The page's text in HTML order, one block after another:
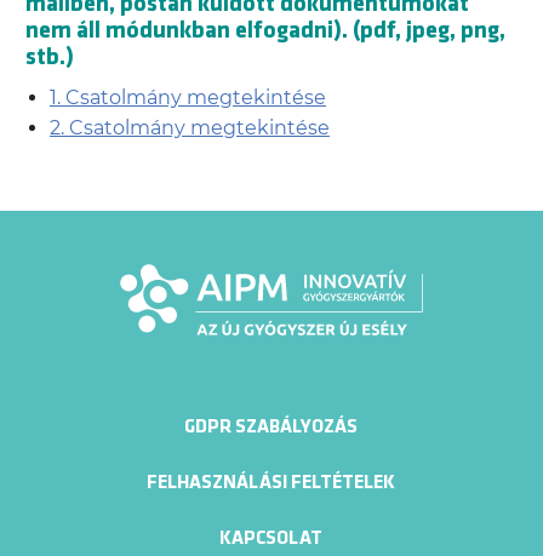
nem áll módunkban elfogadni). (pdf, jpeg, png,
stb.)
1. Csatolmány megtekintése
2. Csatolmány megtekintése
GDPR SZABÁLYOZÁS
FELHASZNÁLÁSI FELTÉTELEK
KAPCSOLAT